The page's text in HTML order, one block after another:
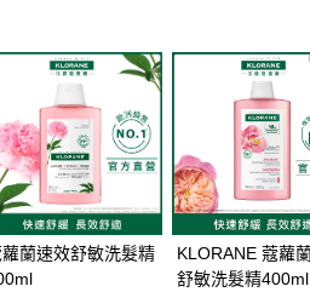
卡、不需儲值。
證，即可結帳。
再付款。
後付」後，將跳轉至「AFTEE先享後付」
額後，即可完成結帳。
費通知簡訊。
點擊此簡訊中的連結，可透過四大超商／
付款，方視為交易完成。
立刻繳費，但若您需要取消訂單，請聯絡
消之訂單仍視為有效，需透過AFTEE先享
上)免運費
上)免運費
上)免運費
蘭速效舒敏洗髮精
KLORANE 蔻蘿
舒敏洗髮精400ml